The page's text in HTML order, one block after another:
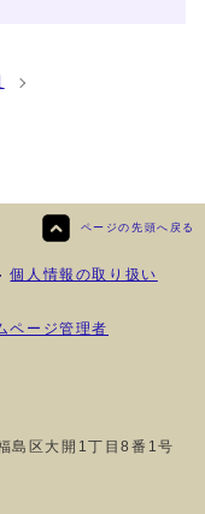
ページの先頭へ戻る
個人情報の取り扱い
ページ管理者
区大開1丁目8番1号